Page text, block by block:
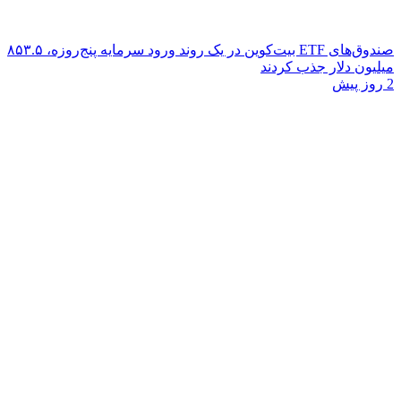
صندوق‌های ETF بیت‌کوین در یک روند ورود سرمایه پنج‌روزه، ۸۵۳.۵
میلیون دلار جذب کردند
2 روز پیش